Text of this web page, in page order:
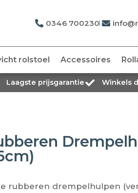
0346 700230
rolstoel Accessoires
Laagste prijsgarantie Winkels
rubberen drempelhulpen